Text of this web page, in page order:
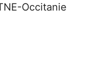
Occitanie